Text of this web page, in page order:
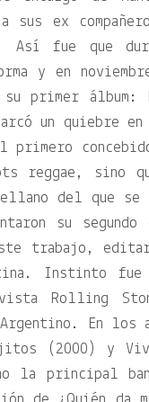
sus ex
Así fue que
y en
su primer
un quiebre
reggae, sino
del que
su
trabajo,
Instinto
Rolling
En los
(2000) y
la principal